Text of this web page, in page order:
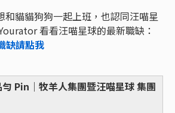
和貓貓狗狗一起上班，也認同汪喵星
看看汪喵星球的最新職缺：
缺請點我
勻 Pin｜牧羊人集團暨汪喵星球 集團